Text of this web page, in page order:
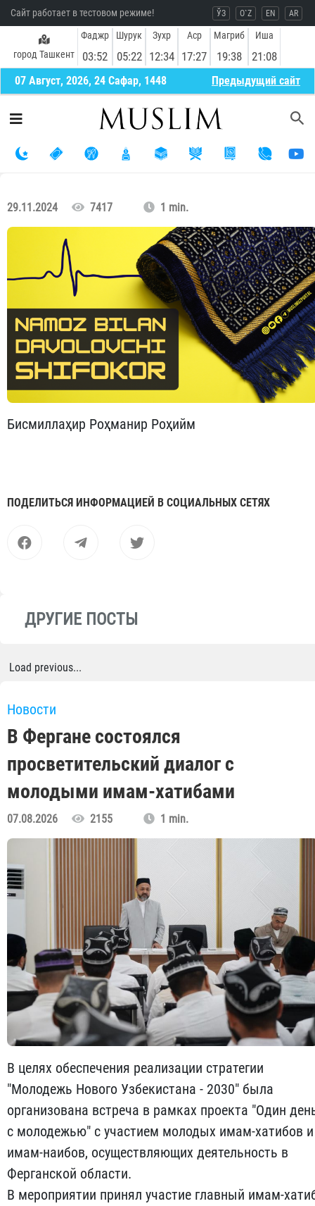
Сайт работает в тестовом режиме! ЎЗ O`Z EN AR
город Ташкент
Фаджр
03:52
Шурук
05:22
Зухр
12:34
Аср
17:27
Магриб
19:38
Иша
21:08
07 Август, 2026, 24 Сафар, 1448 Предыдущий сайт
29.11.2024 7417 1 min.
Бисмиллаҳир Роҳманир Роҳийм
ПОДЕЛИТЬСЯ ИНФОРМАЦИЕЙ В СОЦИАЛЬНЫХ СЕТЯХ
ДРУГИЕ ПОСТЫ
Load previous...
Новости
В Фергане состоялся
просветительский диалог с
молодыми имам-хатибами
07.08.2026 2155 1 min.
В целях обеспечения реализации стратегии
"Молодежь Нового Узбекистана - 2030" была
организована встреча в рамках проекта "Один
с молодежью" с участием молодых имам-хатибов и
имам-наибов, осуществляющих деятельность в
Ферганской области.
В мероприятии принял участие главный имам-